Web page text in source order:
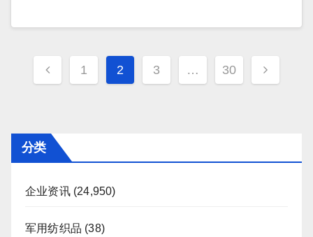
文
章
页
1 2 3 … 30
分类
企业资讯(24,950)
军用纺织品 (38)